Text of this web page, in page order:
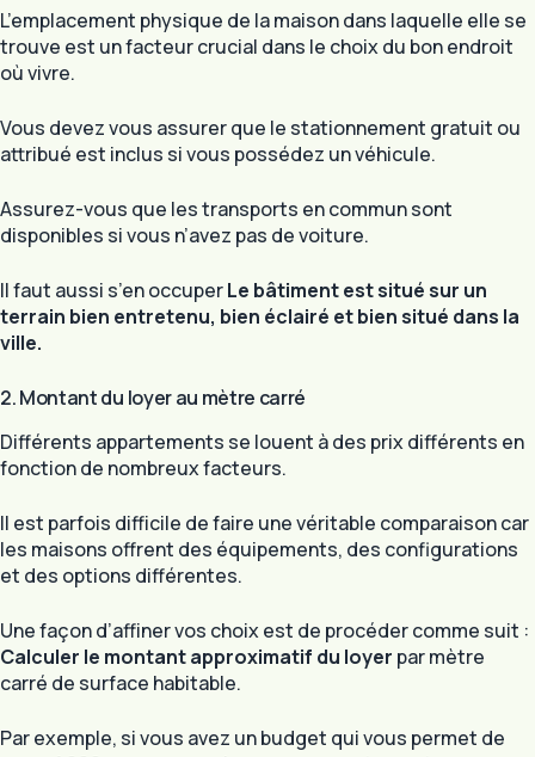
L’emplacement physique de la maison dans laquelle elle se
trouve est un facteur crucial dans le choix du bon endroit
où vivre.
Vous devez vous assurer que le stationnement gratuit ou
attribué est inclus si vous possédez un véhicule.
Assurez-vous que les transports en commun sont
disponibles si vous n’avez pas de voiture.
Il faut aussi s’en occuperLe bâtiment est situé sur un
terrain bien entretenu, bien éclairé et bien situé dans la
ville.
2. Montant du loyer au mètre carré
Différents appartements se louent à des prix différents en
fonction de nombreux facteurs.
Il est parfois difficile de faire une véritable comparaison car
les maisons offrent des équipements, des configurations
et des options différentes.
Une façon d’affiner vos choix est de procéder comme suit :
Calculer le montant approximatif du loyer par mètre
carré de surface habitable.
Par exemple, si vous avez un budget qui vous permet de